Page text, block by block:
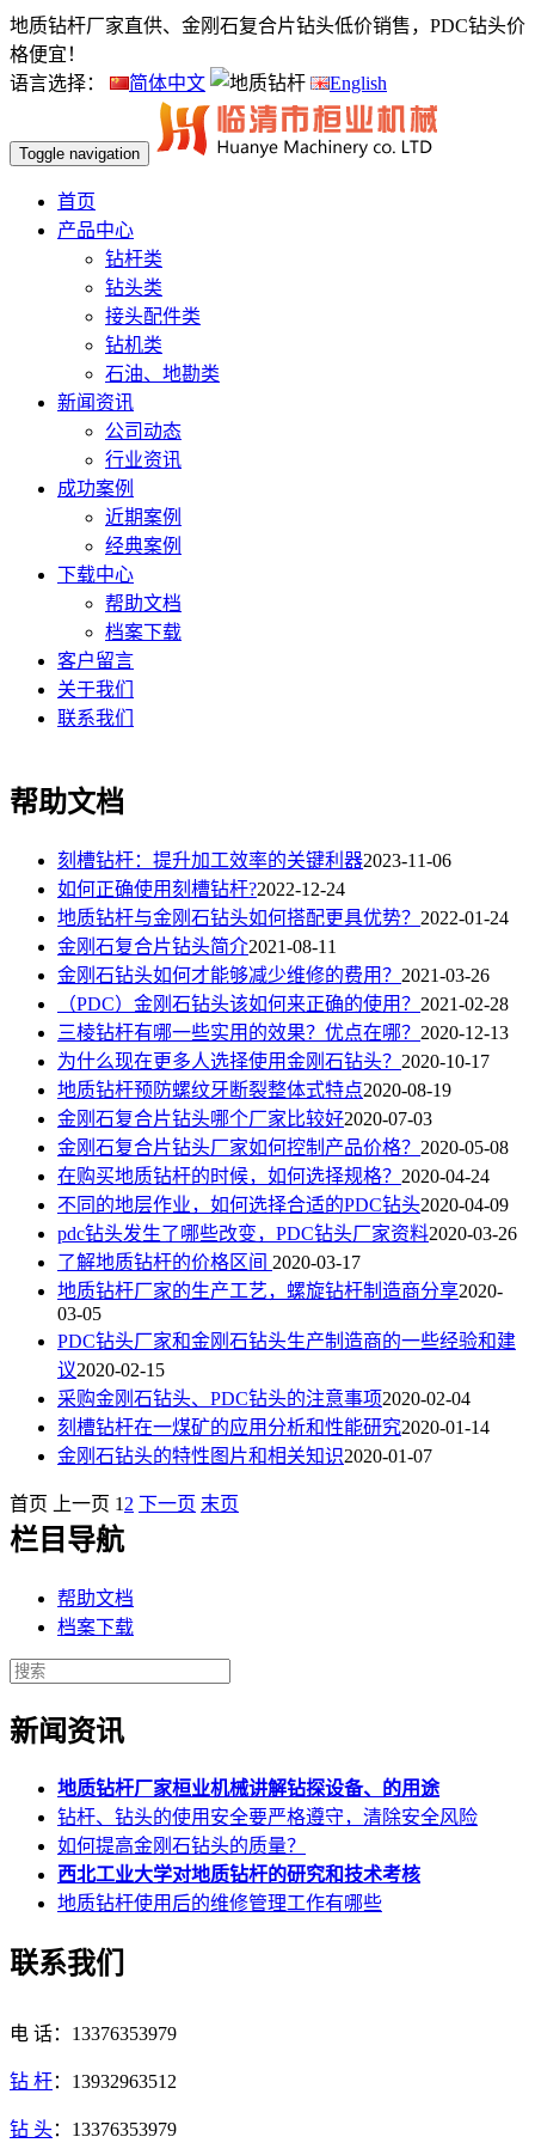
地质钻杆厂家直供、金刚石复合片钻头低价销售，PDC钻头价
格便宜！
语言选择：
简体中文 English
Toggle navigation
首页
产品中心
钻杆类
钻头类
接头配件类
钻机类
石油、地勘类
新闻资讯
公司动态
行业资讯
成功案例
近期案例
经典案例
下载中心
帮助文档
档案下载
客户留言
关于我们
联系我们
帮助文档
刻槽钻杆：提升加工效率的关键利器2023-11-06
如何正确使用刻槽钻杆?2022-12-24
地质钻杆与金刚石钻头如何搭配更具优势？ 2022-01-24
金刚石复合片钻头简介2021-08-11
金刚石钻头如何才能够减少维修的费用？ 2021-03-26
（PDC）金刚石钻头该如何来正确的使用？ 2021-02-28
三棱钻杆有哪一些实用的效果？优点在哪？ 2020-12-13
为什么现在更多人选择使用金刚石钻头？ 2020-10-17
地质钻杆预防螺纹牙断裂整体式特点2020-08-19
金刚石复合片钻头哪个厂家比较好2020-07-03
金刚石复合片钻头厂家如何控制产品价格？ 2020-05-08
在购买地质钻杆的时候，如何选择规格？ 2020-04-24
不同的地层作业，如何选择合适的PDC钻头2020-04-09
pdc钻头发生了哪些改变，PDC钻头厂家资料2020-03-26
了解地质钻杆的价格区间 2020-03-17
地质钻杆厂家的生产工艺，螺旋钻杆制造商分享2020-
03-05
PDC钻头厂家和金刚石钻头生产制造商的一些经验和建
议2020-02-15
采购金刚石钻头、PDC钻头的注意事项2020-02-04
刻槽钻杆在一煤矿的应用分析和性能研究2020-01-14
金刚石钻头的特性图片和相关知识2020-01-07
首页 上一页 1 2 下一页 末页
栏目导航
帮助文档
档案下载
新闻资讯
地质钻杆厂家桓业机械讲解钻探设备、的用途
钻杆、钻头的使用安全要严格遵守，清除安全风险
如何提高金刚石钻头的质量？
西北工业大学对地质钻杆的研究和技术考核
地质钻杆使用后的维修管理工作有哪些
联系我们
电 话：13376353979
钻 杆：13932963512
钻 头：13376353979